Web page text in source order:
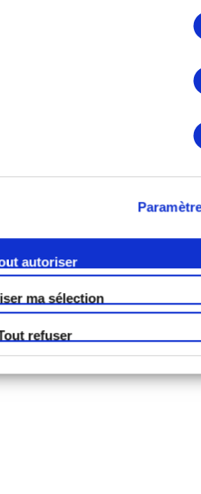
à tout moment via
autoriser
ma sélection
refuser